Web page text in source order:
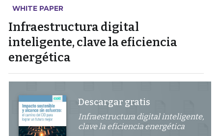
WHITE PAPER
Infraestructura digital
inteligente, clave la eficiencia
energética
Descargar gratis
Infraestructura digital inteligente,
clave la eficiencia energética